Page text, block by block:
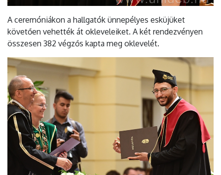
A ceremóniákon a hallgatók ünnepélyes esküjüket
követően vehették át okleveleiket. A két rendezvényen
összesen 382 végzős kapta meg oklevelét.